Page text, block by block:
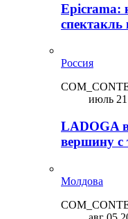
Epicrama:
спектакль
Россия
июль
LADOGA
вершину
Молдова